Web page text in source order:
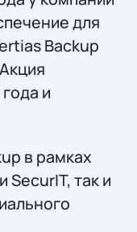
для
Backup
и
в рамках
SecurIT, так и